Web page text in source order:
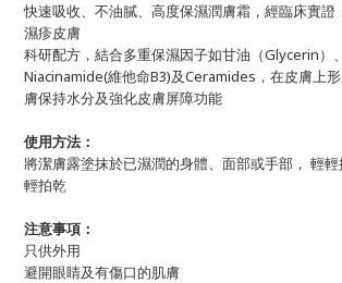
快速吸收、不油膩、高度保濕潤膚霜，經臨床實證
濕疹皮膚
科研配方，結合多重保濕因子如甘油（Glycerin）、
Niacinamide(維他命B3)及Ceramides，在皮膚上
膚保持水分及強化皮膚屏障功能
使用方法：
將潔膚露塗抹於已濕潤的身體、面部或手部， 輕
輕拍乾
注意事項：
只供外用
避開眼睛及有傷口的肌膚